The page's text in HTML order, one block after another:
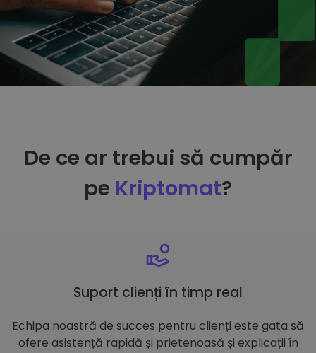
De ce ar trebui să cumpăr
pe Kriptomat?
Suport clienți în timp real
Echipa noastră de succes pentru clienți este gata să
ofere asistență rapidă și prietenoasă și explicații în